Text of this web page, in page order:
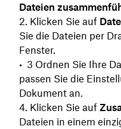
Dateien
Klicken Sie auf
Sie die Dateien per
Fenster.
Ordnen Sie Ihre
passen Sie die
Dokument an.
Klicken Sie auf
Dateien in einem